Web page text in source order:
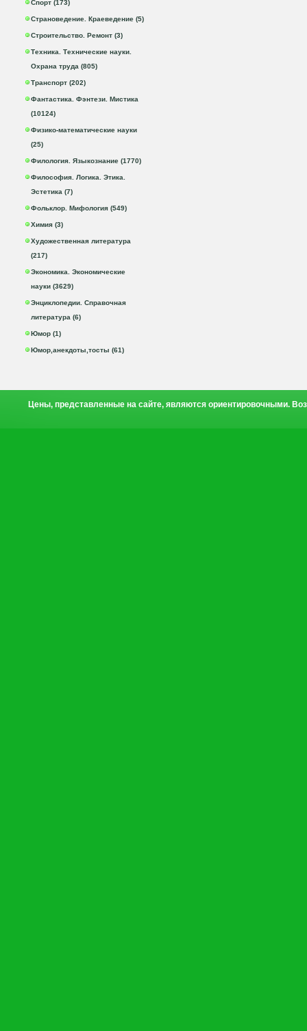
Спорт (173)
Страноведение. Краеведение (5)
Строительство. Ремонт (3)
Техника. Технические науки.
Охрана труда (805)
Транспорт (202)
Фантастика. Фэнтези. Мистика
(10124)
Физико-математические науки
(25)
Филология. Языкознание (1770)
Философия. Логика. Этика.
Эстетика (7)
Фольклор. Мифология (549)
Химия (3)
Художественная литература
(217)
Экономика. Экономические
науки (3629)
Энциклопедии. Справочная
литература (6)
Юмор (1)
Юмор,анекдоты,тосты (61)
Цены, представленные на сайте, являются ориентировочными.